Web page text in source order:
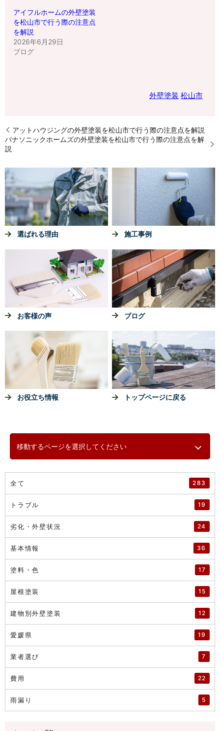
アイフルホームの外壁塗装
を松山市で行う際の注意点
を解説
2026年6月29日
ブログ
外壁塗装 松山市
アットハウジングの外壁塗装を松山市で行う際の注意点を解説
パナソニックホームズの外壁塗装を松山市で行う際の注意点を解
説
選ばれる理由 施工事例
お客様の声 ブログ
お役立ち情報 トップページに戻る
移動するページを選択してください
全て 283
トラブル 19
劣化・外壁状況 24
基本情報 36
塗料・色 17
屋根塗装 15
建物別外壁塗装 12
愛媛県 19
業者選び 7
費用 22
雨漏り 5